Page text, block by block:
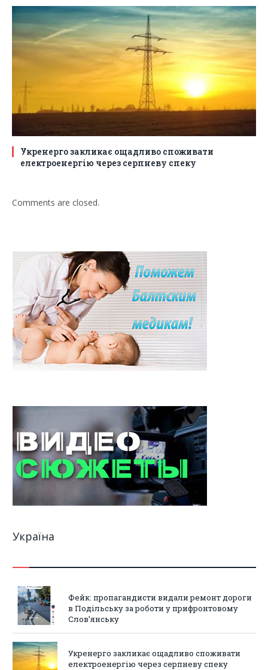
Укренерго закликає ощадливо споживати
електроенергію через серпневу спеку
Comments are closed.
Україна
Фейк: пропагандисти видали ремонт дороги
в Подільську за роботи у прифронтовому
Слов’янську
Укренерго закликає ощадливо споживати
електроенергію через серпневу спеку